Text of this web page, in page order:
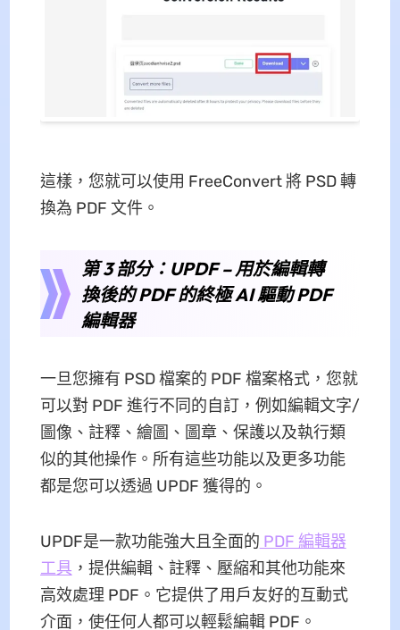
這樣，您就可以使用 FreeConvert 將 PSD 轉
換為 PDF 文件。
第 3 部分：UPDF – 用於編輯​​轉
換後的 PDF 的終極 AI 驅動 PDF
編輯器
一旦您擁有 PSD 檔案的 PDF 檔案格式，您就
可以對 PDF 進行不同的自訂，例如編輯文字/
圖像、註釋、繪圖、圖章、保護以及執行類
似的其他操作。所有這些功能以及更多功能
都是您可以透過 UPDF 獲得的。
UPDF是一款功能強大且全面的 PDF 編輯器
工具 ，提供編輯、註釋、壓縮和其他功能來
高效處理 PDF。它提供了用戶友好的互動式
介面，使任何人都可以輕鬆編輯 PDF。